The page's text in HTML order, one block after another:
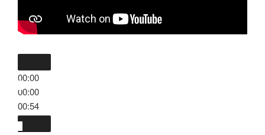
00:00
00:00
00:54